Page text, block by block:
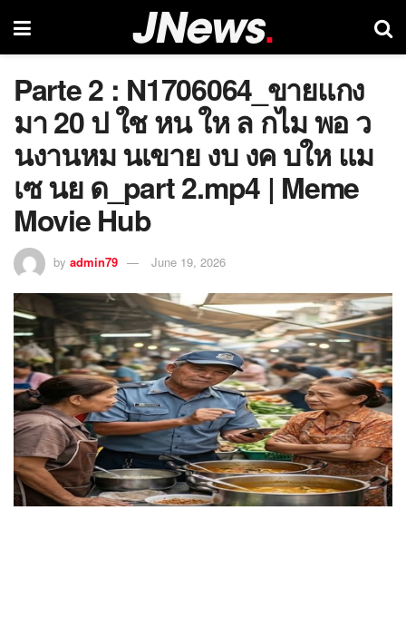
Parte 2 : N1706064_ขายแกง
มา 20 ป ใช หน ให ล กไม พอ ว
นงานหม นเขาย งบ งค บให แม
เซ นย ด_part 2.mp4 | Meme
Movie Hub
by admin79 June 19, 2026